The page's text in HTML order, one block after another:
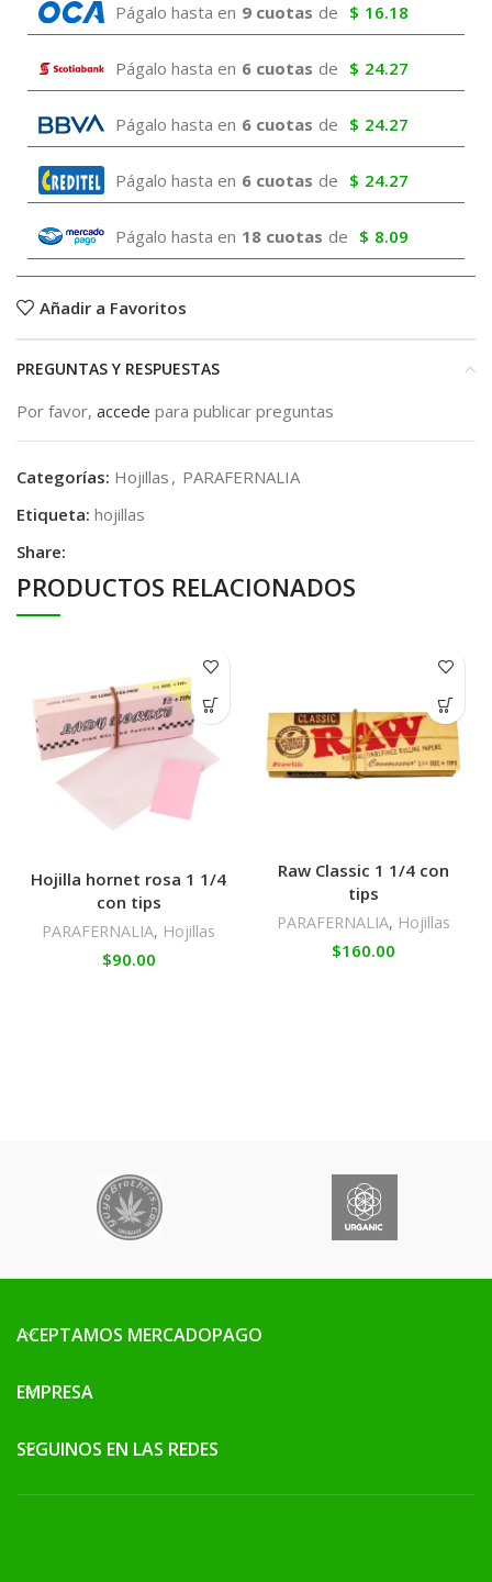
Págalo hasta en 9 cuotas de $ 16.18
Págalo hasta en 6 cuotas de $ 24.27
Págalo hasta en 6 cuotas de $ 24.27
Págalo hasta en 6 cuotas de $ 24.27
Págalo hasta en 18 cuotas de $ 8.09
Añadir a Favoritos
PREGUNTAS Y RESPUESTAS
Por favor, accede para publicar preguntas
Categorías: Hojillas , PARAFERNALIA
Etiqueta: hojillas
Share:
PRODUCTOS RELACIONADOS
Hojilla hornet rosa 1 1/4
con tips
PARAFERNALIA, Hojillas
$90.00
Raw Classic 1 1/4 con
tips
PARAFERNALIA, Hojillas
$160.00
ACEPTAMOS MERCADOPAGO
EMPRESA
SEGUINOS EN LAS REDES